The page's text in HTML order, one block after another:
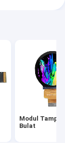
Modul
Bulat